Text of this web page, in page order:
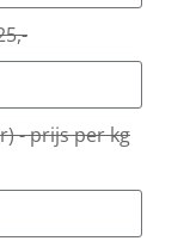
- prijs per kg